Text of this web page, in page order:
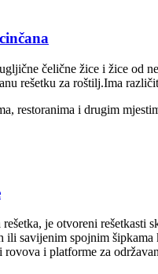
čelične žice i žice od
rešetku za roštilj.Ima
restoranima i drugim
je otvoreni
savijenim spojnim
i platforme za